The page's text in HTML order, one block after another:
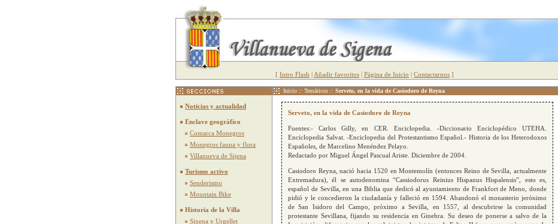
Noticias y actualidad
Enclave geográfico
Comarca Monegros
Monegros fauna y flora
Villanueva de Sijena
Turismo activo
Senderismo
Mountain Bike
Historia de la Villa
Sixena y Urgellet
Inicio :: Temáticos :: Serveto, en la vida de Casiodoro de Reyna
Serveto, en la vida de Casiodoro de Reyna
Fuentes:- Carlos Gilly, en CER. Enciclopedia. -Diccionario Enciclopédico UTEHA.
Enciclopedia Salvat. -Enciclopedia del Protestantismo Español.- Historia de los Heterodoxos
Españoles, de Marcelino Menéndez Pelayo.
Redactado por Miguel Ángel Pascual Ariste. Diciembre de 2004.
Casiodoro Reyna, nació hacia 1520 en Montemolín (entonces Reino de Sevilla, actualmente
Extremadura), él se autodenomina “Cassiodorus Reinius Hispanus Hispalensis”, esto es,
español de Sevilla, en una Biblia que dedicó al ayuntamiento de Frankfort de Meno, donde
pidió y le concedieron la ciudadanía y falleció en 1594. Abandonó el monasterio jerónimo
de San Isidoro del Campo, próximo a Sevilla, en 1557, al descubrirse la comunidad
protestante Sevillana, fijando su residencia en Ginebra. Su deseo de ponerse a salvo de la
[ Intro Flash | Añadir favoritos | Página de Inicio | Contactarnos ]